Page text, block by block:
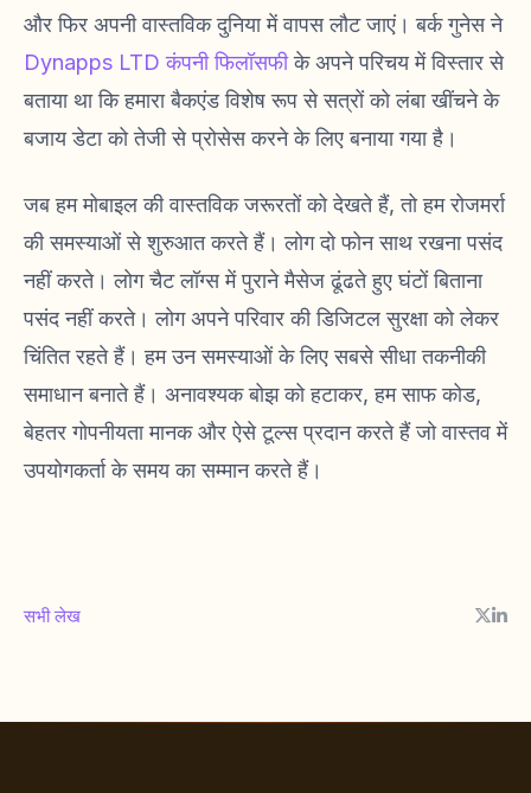
और फिर अपनी वास्तविक दुनिया में वापस लौट जाएं। बर्क गुनेस ने
Dynapps LTD कंपनी फिलॉसफीके अपने परिचय में विस्तार से
बताया था कि हमारा बैकएंड विशेष रूप से सत्रों को लंबा खींचने के
बजाय डेटा को तेजी से प्रोसेस करने के लिए बनाया गया है।
जब हम मोबाइल की वास्तविक जरूरतों को देखते हैं, तो हम रोजमर्रा
की समस्याओं से शुरुआत करते हैं। लोग दो फोन साथ रखना पसंद
नहीं करते। लोग चैट लॉग्स में पुराने मैसेज ढूंढते हुए घंटों बिताना
पसंद नहीं करते। लोग अपने परिवार की डिजिटल सुरक्षा को लेकर
चिंतित रहते हैं। हम उन समस्याओं के लिए सबसे सीधा तकनीकी
समाधान बनाते हैं। अनावश्यक बोझ को हटाकर, हम साफ कोड,
बेहतर गोपनीयता मानक और ऐसे टूल्स प्रदान करते हैं जो वास्तव में
उपयोगकर्ता के समय का सम्मान करते हैं।
सभी लेख